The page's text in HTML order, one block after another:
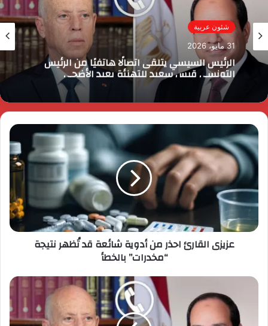
شئون عربية
31 مايو، 2026
الرئيس السيسي يتلقى اتصالًا هاتفيًا من الرئيس
التونسي قيس سعيد للتهنئة بعيد الأضحى
عزيزى القارئ احذر من أدوية شائعة قد تُظهر نتيجة
“مخدرات” بالخطأ